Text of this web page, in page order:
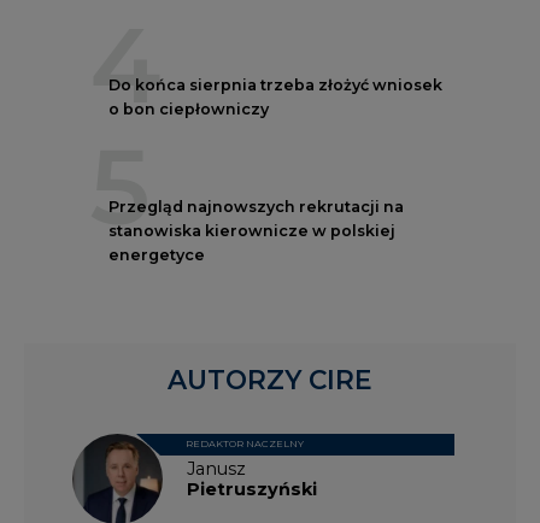
4
Do końca sierpnia trzeba złożyć wniosek
o bon ciepłowniczy
5
Przegląd najnowszych rekrutacji na
stanowiska kierownicze w polskiej
energetyce
Janusz
Pietruszyński
REDAKTOR NACZELNY
AUTORZY CIRE